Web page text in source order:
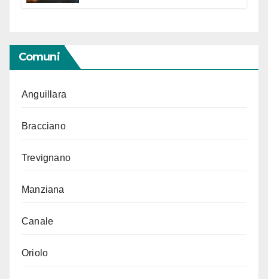
Comuni
Anguillara
Bracciano
Trevignano
Manziana
Canale
Oriolo